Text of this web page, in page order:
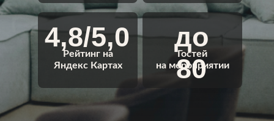
Рейтинг на
Яндекс Картах
4,8/5,0
Гостей
на мероприятии
до
80